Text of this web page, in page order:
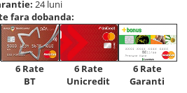
24 luni
fara dobanda:
6 Rate
BT
6 Rate
Unicredit
6 Rate
Garanti